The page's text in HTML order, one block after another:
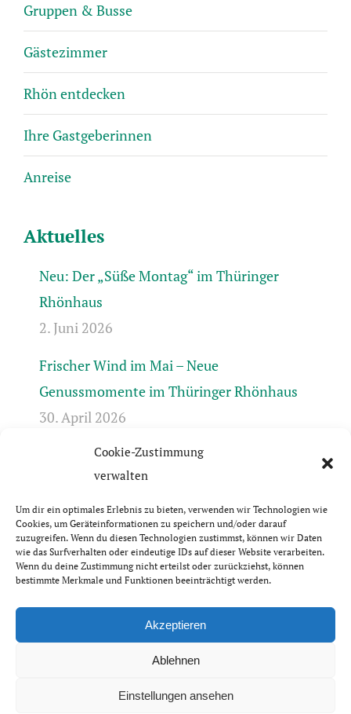
Cookie-Zustimmung
verwalten
Um dir ein optimales Erlebnis zu bieten, verwenden wir Technologien wie
Cookies, um Geräteinformationen zu speichern und/oder darauf
zuzugreifen. Wenn du diesen Technologien zustimmst, können wir Daten
wie das Surfverhalten oder eindeutige IDs auf dieser Website verarbeiten.
Wenn du deine Zustimmung nicht erteilst oder zurückziehst, können
bestimmte Merkmale und Funktionen beeinträchtigt werden.
Akzeptieren
Ablehnen
Einstellungen ansehen
Gruppen & Busse
Gästezimmer
Rhön entdecken
Ihre Gastgeberinnen
Anreise
Aktuelles
Neu: Der „Süße Montag“ im Thüringer
Rhönhaus
2. Juni 2026
Frischer Wind im Mai – Neue
Genussmomente im Thüringer Rhönhaus
30. April 2026
Frühlingserwachen in der Rhön +++ Bis 17.4.
geschlossen +++ April-Öffnungszeiten +++
31. März 2026
© Thüringer Rhönhaus GbR | 2026
Impressum & Datenschutzerklärung